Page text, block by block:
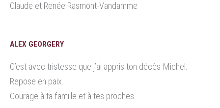
Claude et Renée Rasmont-Vandamme
ALEX GEORGERY
C’est avec tristesse que j’ai appris ton décès Michel.
Repose en paix.
Courage à ta famille et à tes proches.